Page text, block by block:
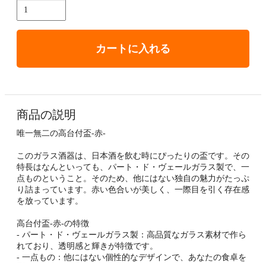
カートに入れる
商品の説明
唯一無二の高台付盃-赤-
このガラス酒器は、日本酒を飲む時にぴったりの盃です。その
特長はなんといっても、パート・ド・ヴェールガラス製で、一
点ものということ。そのため、他にはない独自の魅力がたっぷ
り詰まっています。赤い色合いが美しく、一際目を引く存在感
を放っています。
高台付盃-赤-の特徴
- パート・ド・ヴェールガラス製：高品質なガラス素材で作ら
れており、透明感と輝きが特徴です。
- 一点もの：他にはない個性的なデザインで、あなたの食卓を